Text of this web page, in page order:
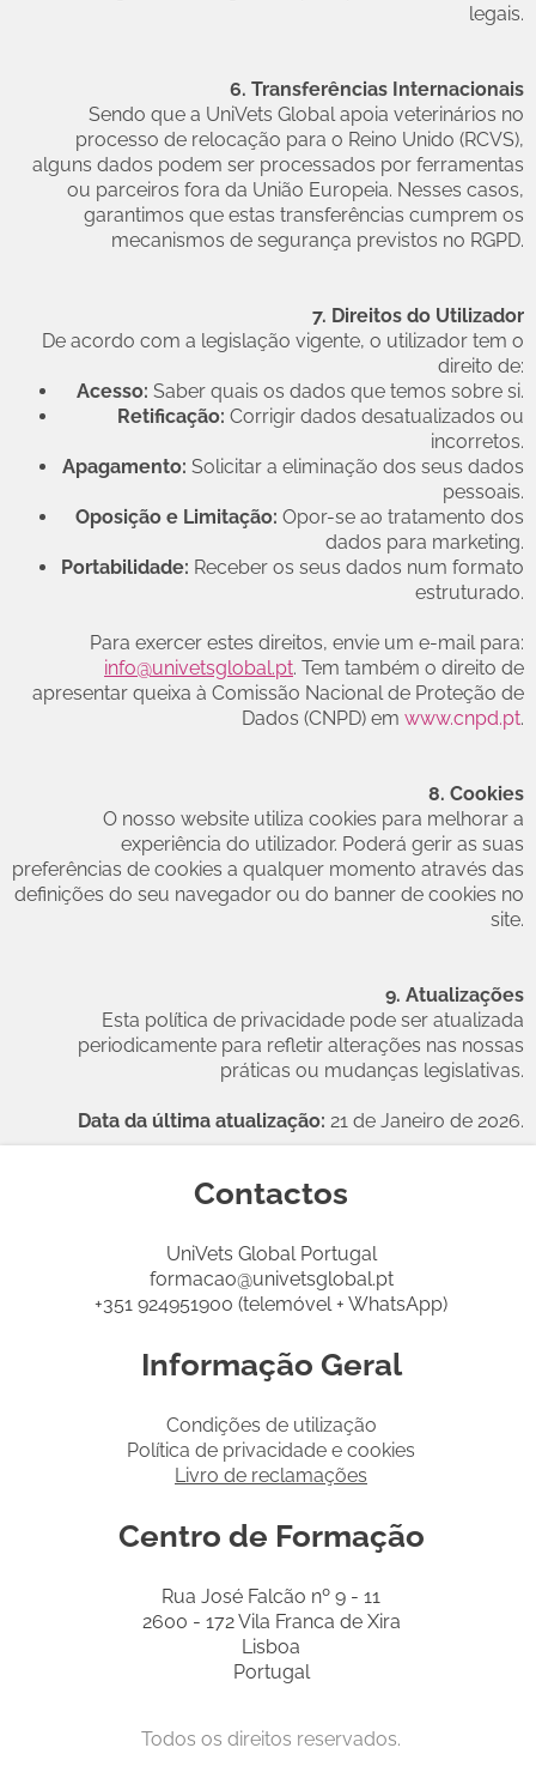
legais.
6. Transferências Internacionais
Sendo que a UniVets Global apoia veterinários no
processo de relocação para o Reino Unido (RCVS),
alguns dados podem ser processados por ferramentas
ou parceiros fora da União Europeia. Nesses casos,
garantimos que estas transferências cumprem os
mecanismos de segurança previstos no RGPD.
7. Direitos do Utilizador
De acordo com a legislação vigente, o utilizador tem o
direito de:
Acesso: Saber quais os dados que temos sobre si.
Retificação: Corrigir dados desatualizados ou
incorretos.
Apagamento: Solicitar a eliminação dos seus dados
pessoais.
Oposição e Limitação: Opor-se ao tratamento dos
dados para marketing.
Portabilidade: Receber os seus dados num formato
estruturado.
Para exercer estes direitos, envie um e-mail para:
info@univetsglobal.pt. Tem também o direito de
apresentar queixa à Comissão Nacional de Proteção de
Dados (CNPD) em www.cnpd.pt.
8. Cookies
O nosso website utiliza cookies para melhorar a
experiência do utilizador. Poderá gerir as suas
preferências de cookies a qualquer momento através das
definições do seu navegador ou do banner de cookies no
site.
9. Atualizações
Esta política de privacidade pode ser atualizada
periodicamente para refletir alterações nas nossas
práticas ou mudanças legislativas.
Data da última atualização: 21 de Janeiro de 2026.
Contactos
UniVets Global Portugal
formacao@univetsglobal.pt
+351 924951900 (telemóvel + WhatsApp)
Informação Geral
Condições de utilização
Política de privacidade e cookies
Livro de reclamações
Centro de Formação
Rua José Falcão nº 9 - 11
2600 - 172 Vila Franca de Xira
Lisboa
Portugal
Todos os direitos reservados.